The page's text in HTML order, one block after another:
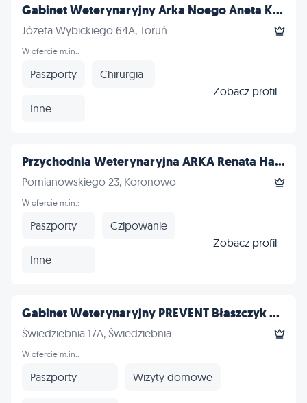
Gabinet Weterynaryjny Arka Noego Aneta K...
Józefa Wybickiego 64A, Toruń
W ofercie m.in.:
Paszporty Chirurgia
Inne
Zobacz profil
Przychodnia Weterynaryjna ARKA Renata Ha...
Pomianowskiego 23, Koronowo
W ofercie m.in.:
Paszporty Czipowanie
Inne
Zobacz profil
Gabinet Weterynaryjny PREVENT Błaszczyk ...
Świedziebnia 17A, Świedziebnia
W ofercie m.in.:
Paszporty Wizyty domowe